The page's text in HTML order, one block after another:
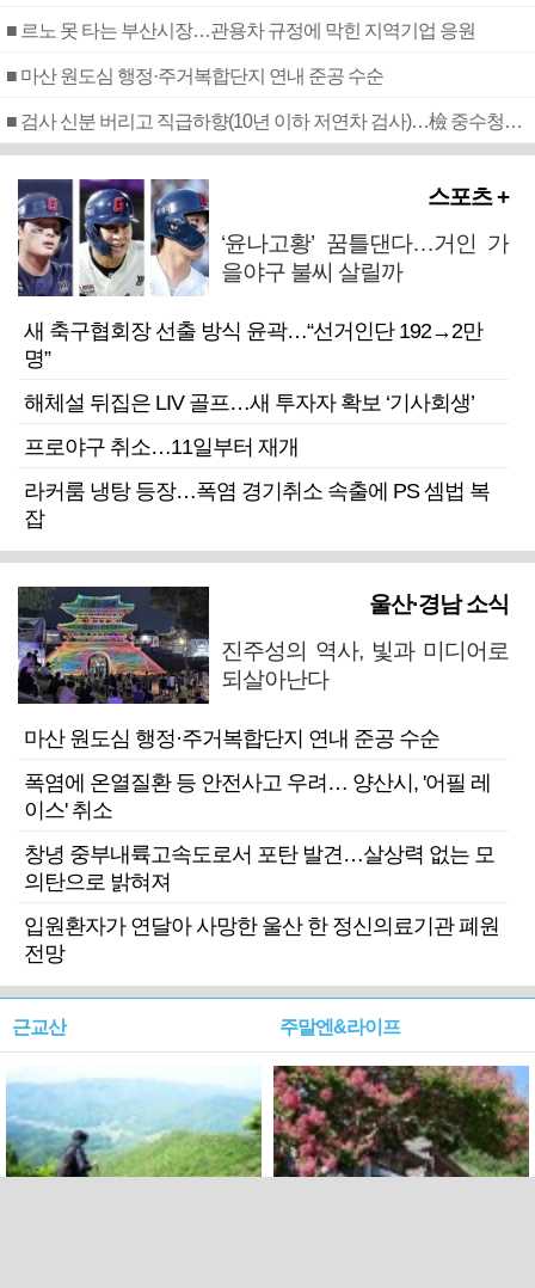
■ 르노 못 타는 부산시장…관용차 규정에 막힌 지역기업 응원
■ 마산 원도심 행정·주거복합단지 연내 준공 수순
■ 검사 신분 버리고 직급하향(10년 이하 저연차 검사)…檢 중수청행 기피
스포츠 +
‘윤나고황’ 꿈틀댄다…거인 가
을야구 불씨 살릴까
새 축구협회장 선출 방식 윤곽…“선거인단 192→2만
명”
해체설 뒤집은 LIV 골프…새 투자자 확보 ‘기사회생’
프로야구 취소…11일부터 재개
라커룸 냉탕 등장…폭염 경기취소 속출에 PS 셈법 복
잡
울산·경남 소식
진주성의 역사, 빛과 미디어로
되살아난다
마산 원도심 행정·주거복합단지 연내 준공 수순
폭염에 온열질환 등 안전사고 우려… 양산시, '어필 레
이스' 취소
창녕 중부내륙고속도로서 포탄 발견…살상력 없는 모
의탄으로 밝혀져
입원환자가 연달아 사망한 울산 한 정신의료기관 폐원
전망
근교산 주말엔&라이프